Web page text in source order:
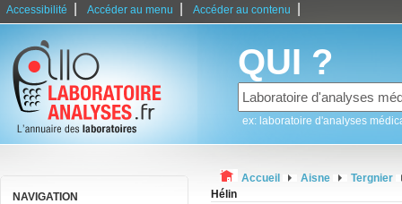
Accessibilité Accéder au menu Accéder au contenu
QUI ?
ex: laboratoire d'analyses
NAVIGATION
Accueil Aisne
Tergnier
Hélin